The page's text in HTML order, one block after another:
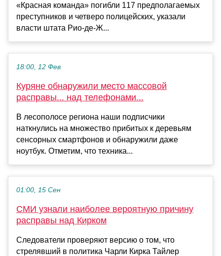
«Красная команда» погибли 117 предполагаемых
преступников и четверо полицейских, указали
власти штата Рио-де-Ж...
18:00, 12 Фев
Куряне обнаружили место массовой
расправы... над телефонами...
В лесополосе региона наши подписчики
наткнулись на множество прибитых к деревьям
сенсорных смартфонов и обнаружили даже
ноутбук. Отметим, что техника...
01:00, 15 Сен
СМИ узнали наиболее вероятную причину
расправы над Кирком
Следователи проверяют версию о том, что
стрелявший в политика Чарли Кирка Тайлер